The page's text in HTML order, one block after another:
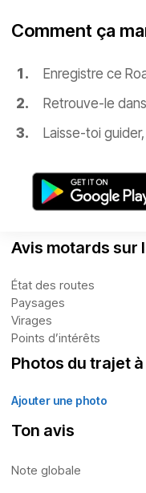
Comment ça
Enregistre ce
Retrouve-le
Laisse-toi guider,
Avis motards sur
État des routes
Paysages
Virages
Points d’intérêts
Photos du trajet
Ajouter une photo
Ton avis
Note globale